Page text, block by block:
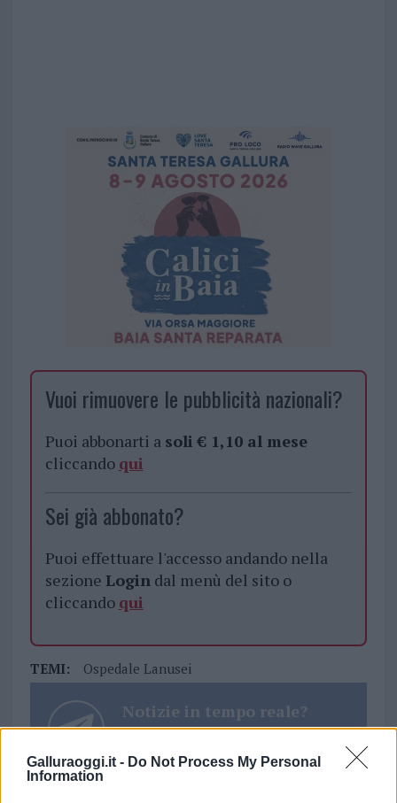
Galluraoggi.it - Do Not Process My Personal
Information
Vuoi rimuovere le pubblicità nazionali?
Puoi abbonarti a soli € 1,10 al mese
cliccando qui
Sei già abbonato?
Puoi effettuare l'accesso andando nella
sezione Logindal menù del sito o
cliccando qui
TEMI: Ospedale Lanusei
Notizie in tempo reale?
Entra nel canale telegram di
GalluraOggi.it